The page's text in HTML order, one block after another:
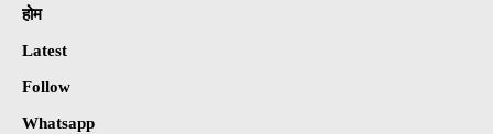
होम
Latest
Follow
Whatsapp